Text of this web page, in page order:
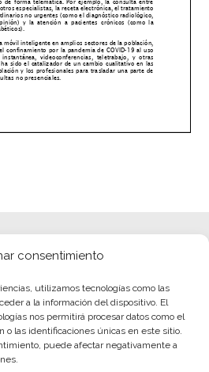
consentimiento
utilizamos tecnologías como las
a la información del dispositivo. El
nos permitirá procesar datos como el
o las identificaciones únicas en este sitio.
puede afectar negativamente a